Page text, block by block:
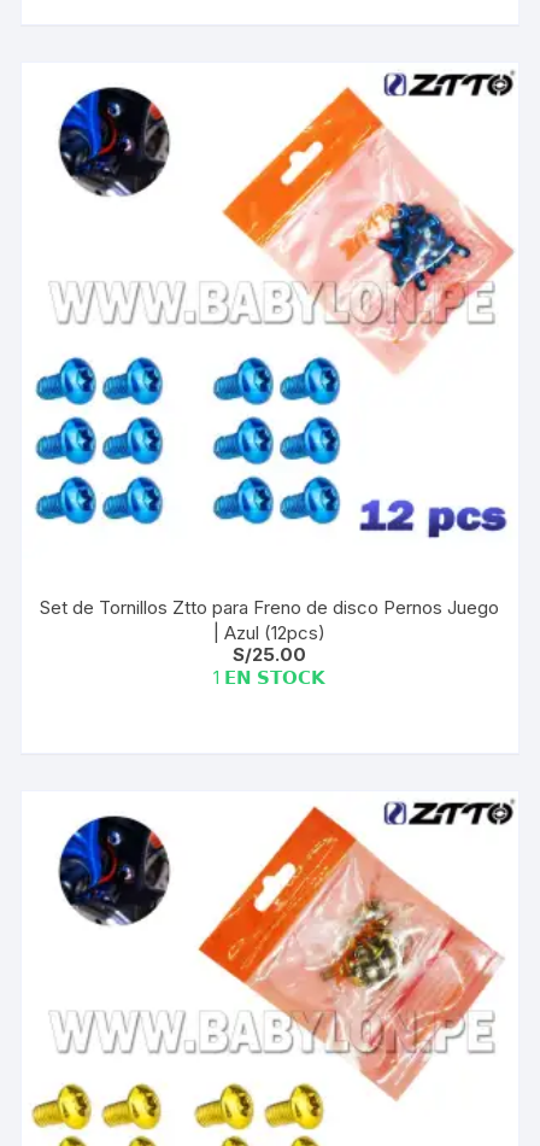
Set de Tornillos Ztto para Freno de disco Pernos Juego
| Azul (12pcs)
S/25.00
1 𝗘𝗡 𝗦𝗧𝗢𝗖𝗞